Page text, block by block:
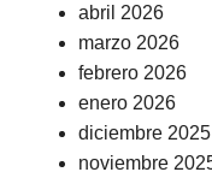
abril 2026
marzo 2026
febrero 2026
enero 2026
diciembre 2025
noviembre